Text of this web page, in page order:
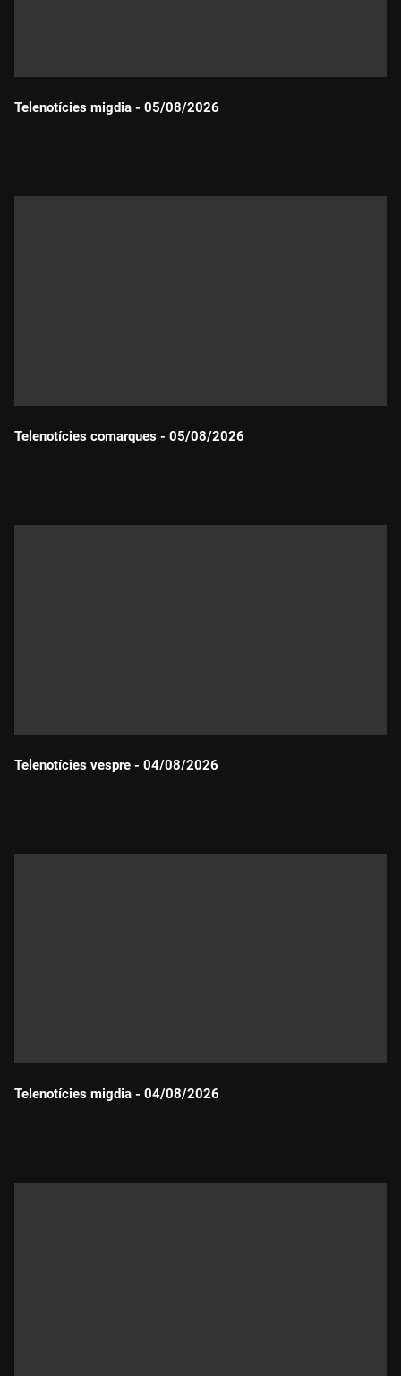
Telenotícies migdia - 05/08/2026
Telenotícies comarques - 05/08/2026
Telenotícies vespre - 04/08/2026
Telenotícies migdia - 04/08/2026